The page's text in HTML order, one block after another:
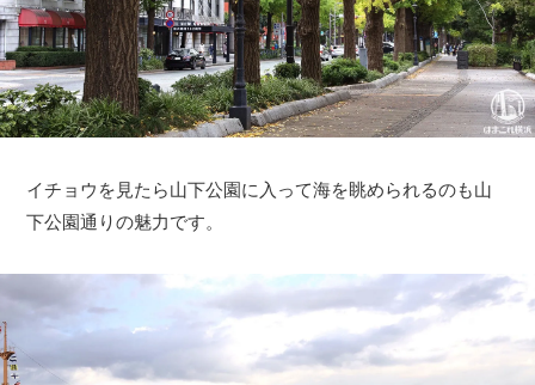
イチョウを見たら山下公園に入って海を眺められるのも山
下公園通りの魅力です。